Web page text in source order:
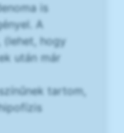
is
A
hogy
után már
tartom,